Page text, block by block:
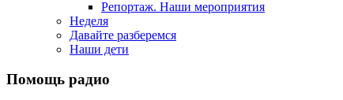
Репортаж. Наши мероприятия
Неделя
Давайте разберемся
Наши дети
Помощь радио